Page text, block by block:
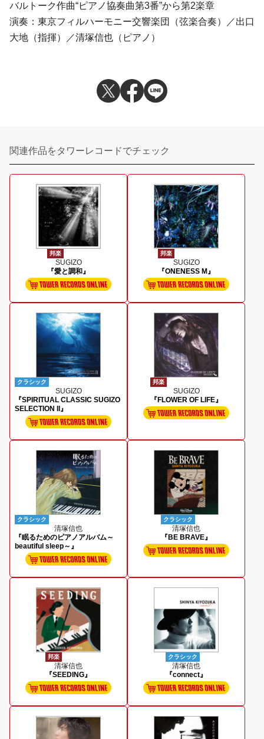
バルトーク作曲“ピアノ協奏曲第3番”から第2楽章
演奏：東京フィルハーモニー交響楽団（弦楽合奏）／出口
大地（指揮）／清塚信也（ピアノ）
関連作品をタワーレコードでチェック
邦楽
SUGIZO
『愛と調和』
邦楽
SUGIZO
『ONENESS M』
クラシック
SUGIZO
『SPIRITUAL CLASSIC SUGIZO
SELECTION II』
邦楽
SUGIZO
『FLOWER OF LIFE』
クラシック
清塚信也
『眠るためのピアノアルバム～
beautiful sleep～』
クラシック
清塚信也
『BE BRAVE』
邦楽
清塚信也
『SEEDING』
クラシック
清塚信也
『connect』